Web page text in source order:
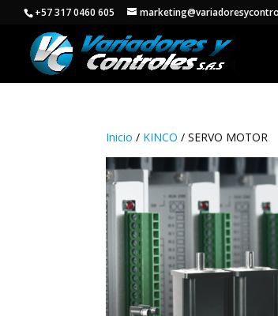
+57 317 0460 605
Inicio / KINCO / SERVO MOTOR